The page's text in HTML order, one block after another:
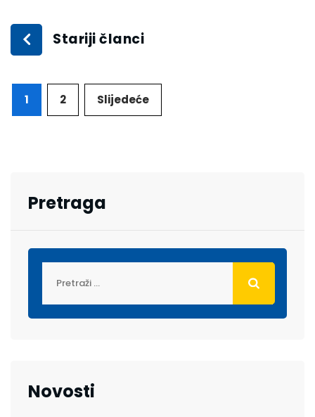
Stariji članci
1 2 Slijedeće
Pretraga
Novosti